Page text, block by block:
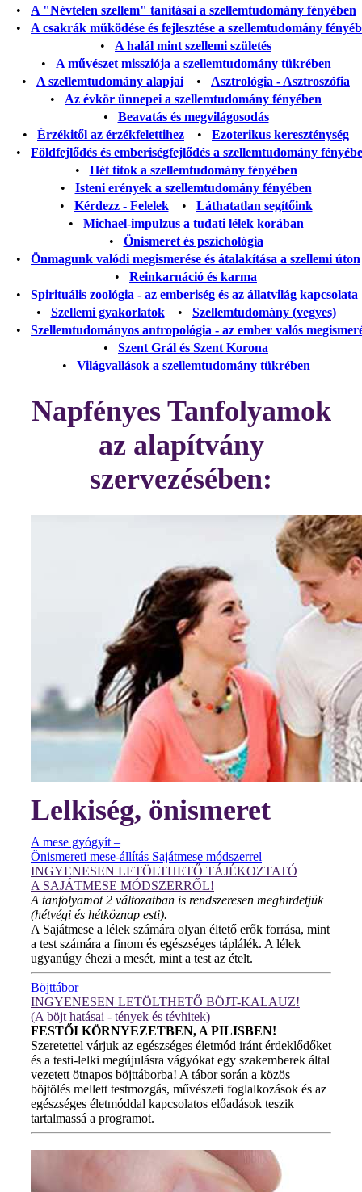
• A "Névtelen szellem" tanításai a szellemtudomány fényében
• A csakrák működése és fejlesztése a szellemtudomány
• A halál mint szellemi születés
• A művészet missziója a szellemtudomány tükrében
• A szellemtudomány alapjai • Asztrológia - Asztroszófia
• Az évkör ünnepei a szellemtudomány fényében
• Beavatás és megvilágosodás
• Érzékitől az érzékfelettihez • Ezoterikus kereszténység
• Földfejlődés és emberiségfejlődés a szellemtudomány
• Hét titok a szellemtudomány fényében
• Isteni erények a szellemtudomány fényében
• Kérdezz - Felelek• Láthatatlan segítőink
• Michael-impulzus a tudati lélek korában
• Önismeret és pszichológia
• Önmagunk valódi megismerése és átalakítása a szellemi úton
• Reinkarnáció és karma
• Spirituális zoológia - az emberiség és az állatvilág kapcsolata
• Szellemi gyakorlatok• Szellemtudomány (vegyes)
• Szellemtudományos antropológia - az ember valós
• Szent Grál és Szent Korona
• Világvallások a szellemtudomány tükrében
Napfényes Tanfolyamok
az alapítvány
szervezésében:
Lelkiség, önismeret
A mese gyógyít –
Önismereti mese-állítás Sajátmese módszerrel
INGYENESEN LETÖLTHETŐ TÁJÉKOZTATÓ
A SAJÁTMESE MÓDSZERRŐL!
A tanfolyamot 2 változatban is rendszeresen meghirdetjük
(hétvégi és hétköznap esti).
A Sajátmese a lélek számára olyan éltető erők forrása, mint
a test számára a finom és egészséges táplálék. A lélek
ugyanúgy éhezi a mesét, mint a test az ételt.
Böjttábor
INGYENESEN LETÖLTHETŐ BÖJT-KALAUZ!
(A böjt hatásai - tények és tévhitek)
FESTŐI KÖRNYEZETBEN, A PILISBEN!
Szeretettel várjuk az egészséges életmód iránt érdeklődőket
és a testi-lelki megújulásra vágyókat egy szakemberek által
vezetett ötnapos böjttáborba! A tábor során a közös
böjtölés mellett testmozgás, művészeti foglalkozások és az
egészséges életmóddal kapcsolatos előadások teszik
tartalmassá a programot.